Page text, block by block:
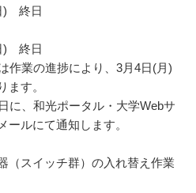
) 終日
) 終日
作業の進捗により、3月4日(月)
ます。
に、和光ポータル・大学Webサ
ールにて通知します。
（スイッチ群）の入れ替え作業